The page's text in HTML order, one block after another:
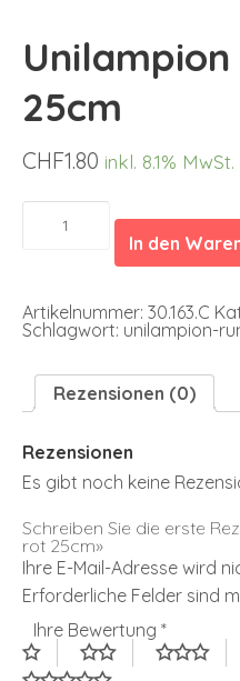
25cm
CHF1.80 inkl. 8.1% MwSt.
Unilampion
rot
In den
Artikelnummer: 30.163.C
Schlagwort: unilampion-
Rezensionen (0)
Rezensionen
Es gibt noch keine
Schreiben Sie die erste
rot 25cm»
Ihre E-Mail-Adresse wird
Erforderliche Felder sind
Ihre Bewertung *